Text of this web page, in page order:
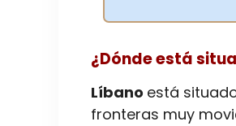
¿Dónde está
Líbano está
fronteras muy